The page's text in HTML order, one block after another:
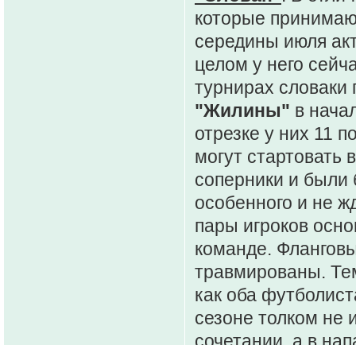
которые
середины июля
целом у него
турнирах словаки
"Жилины" в
отрезке у них 11
могут
соперники и были
особенного и не
пары игроков
команде.
травмированы.
как оба
сезоне толком не
сочетании, а в